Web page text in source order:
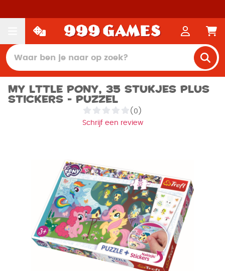
My Lttle Pony, 35 stukjes plus
stickers - Puzzel
(0)
Schrijf een review